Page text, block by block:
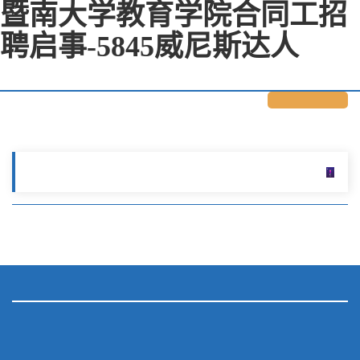
暨南大学教育学院合同工招
聘启事-5845威尼斯达人